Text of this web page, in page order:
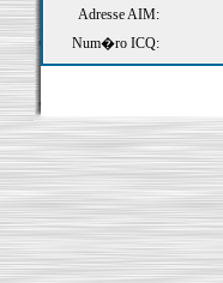
Adresse AIM:
Num�ro ICQ: